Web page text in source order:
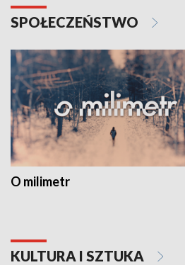
SPOŁECZEŃSTWO
O milimetr
KULTURA I SZTUKA